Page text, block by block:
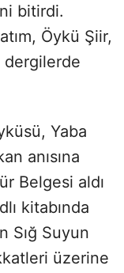
bitirdi.
Öykü Şiir,
dergilerde
Yaba
anısına
Belgesi aldı
kitabında
Sığ Suyun
üzerine